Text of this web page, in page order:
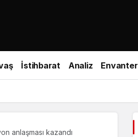
İstihbarat Analiz Envanter
anlaşması kazandı